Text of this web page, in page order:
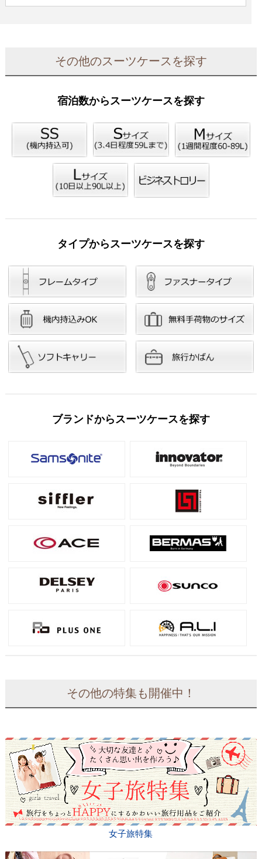
その他のスーツケースを探す
宿泊数からスーツケースを探す
タイプからスーツケースを探す
ブランドからスーツケースを探す
その他の特集も開催中！
女子旅特集